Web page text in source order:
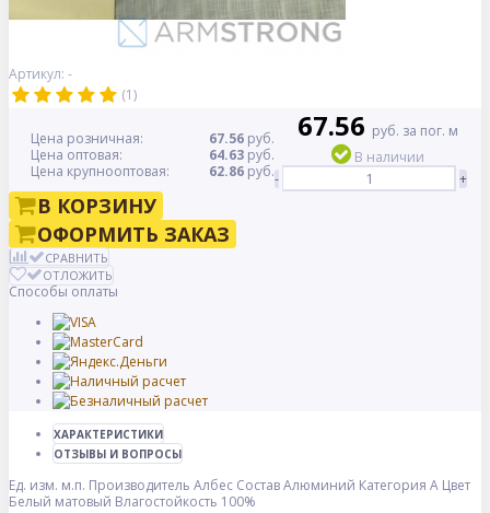
Артикул: -
(1)
Цена розничная: 67.56 руб.
Цена оптовая:
64.63 руб.
Цена крупнооптовая:
62.86 руб.
67.56 руб. за пог. м
В наличии
-
+
В КОРЗИНУ
ОФОРМИТЬ ЗАКАЗ
СРАВНИТЬ
ОТЛОЖИТЬ
Способы оплаты
ХАРАКТЕРИСТИКИ
ОТЗЫВЫ И ВОПРОСЫ
Ед. изм. м.п. Производитель Албес СоставАлюминий Категория A Цвет
Белый матовый Влагостойкость 100%